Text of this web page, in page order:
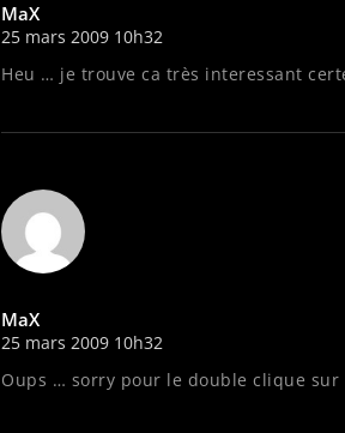
MaX
25 mars 2009 10h32
Heu … je trouve ca très interessant
MaX
25 mars 2009 10h32
Oups … sorry pour le double clique sur